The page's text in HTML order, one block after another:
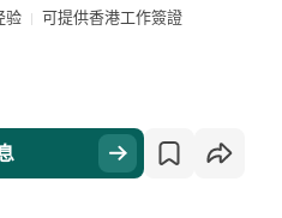
验
可提供香港工作簽證